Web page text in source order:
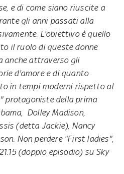
e di come siano riuscite a
gli anni passati alla
L'obiettivo è quello
il ruolo di queste donne
anche attraverso gli
d'amore e di quanto
in tempi moderni rispetto al
protagoniste della prima
Dolley Madison,
(detta Jackie), Nancy
Non perdere "First ladies",
(doppio episodio) su Sky